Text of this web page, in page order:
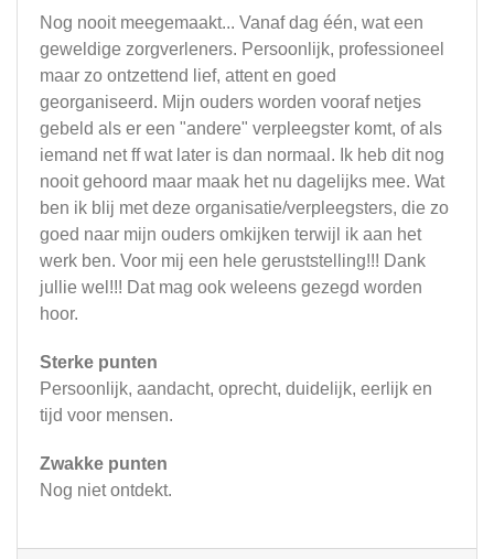
Nog nooit meegemaakt... Vanaf dag één, wat een
geweldige zorgverleners. Persoonlijk, professioneel
maar zo ontzettend lief, attent en goed
georganiseerd. Mijn ouders worden vooraf netjes
gebeld als er een "andere" verpleegster komt, of als
iemand net ff wat later is dan normaal. Ik heb dit nog
nooit gehoord maar maak het nu dagelijks mee. Wat
ben ik blij met deze organisatie/verpleegsters, die zo
goed naar mijn ouders omkijken terwijl ik aan het
werk ben. Voor mij een hele geruststelling!!! Dank
jullie wel!!! Dat mag ook weleens gezegd worden
hoor.
Sterke punten
Persoonlijk, aandacht, oprecht, duidelijk, eerlijk en
tijd voor mensen.
Zwakke punten
Nog niet ontdekt.